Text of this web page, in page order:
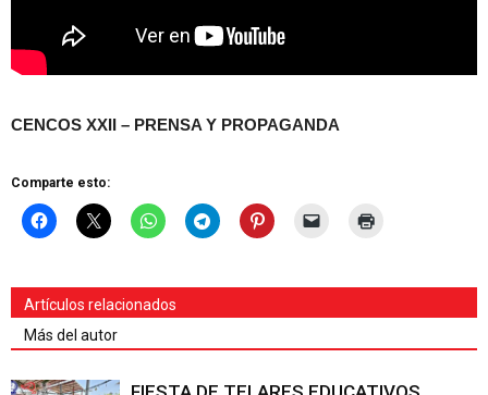
CENCOS XXII – PRENSA Y PROPAGANDA
Comparte esto:
Artículos relacionados
Más del autor